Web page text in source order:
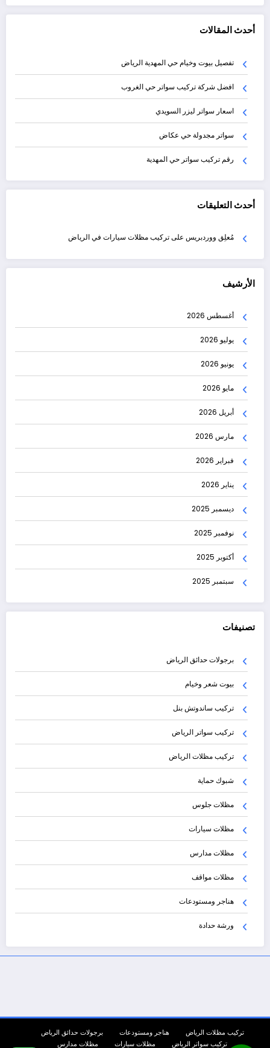
أحدث المقالات
تفصيل بيوت وخيام حي المهدية الرياض
افضل شركة تركيب سواتر حي الغروب
اسعار سواتر ليزر السويدي
سواتر مجدولة حي عكاض
رقم تركيب سواتر حي المهدية
أحدث التعليقات
مُعلِق ووردبريس علىتركيب مظلات سيارات في الرياض
الأرشيف
أغسطس 2026
يوليو 2026
يونيو 2026
مايو 2026
أبريل 2026
مارس 2026
فبراير 2026
يناير 2026
ديسمبر 2025
نوفمبر 2025
أكتوبر 2025
سبتمبر 2025
تصنيفات
برجولات حدائق الرياض
بيوت شعر وخيام
تركيب ساندوتش بنل
تركيب سواتر الرياض
تركيب مظلات الرياض
شبوك حماية
مظلات جلوس
مظلات سيارات
مظلات مدارس
مظلات مواقف
هناجر ومستودعات
ورشة حدادة
تركيب مظلات الرياض هناجر ومستودعات
برجولات حدائق الرياض
تركيب سواتر الرياض
مظلات سيارات مظلات مدارس